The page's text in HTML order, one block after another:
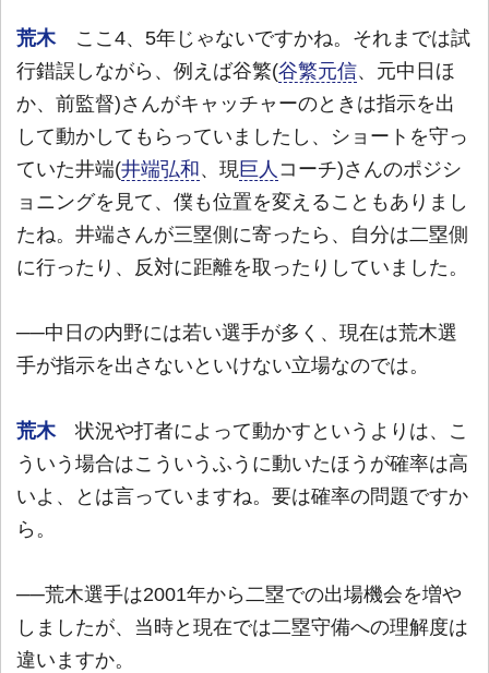
荒木 ここ4、5年じゃないですかね。それまでは試
行錯誤しながら、例えば谷繁(谷繁元信、元中日ほ
か、前監督)さんがキャッチャーのときは指示を出
して動かしてもらっていましたし、ショートを守っ
ていた井端(井端弘和 、現巨人 コーチ)さんのポジシ
ョニングを見て、僕も位置を変えることもありまし
たね。井端さんが三塁側に寄ったら、自分は二塁側
に行ったり、反対に距離を取ったりしていました。
──中日の内野には若い選手が多く、現在は荒木選
手が指示を出さないといけない立場なのでは。
荒木 状況や打者によって動かすというよりは、こ
ういう場合はこういうふうに動いたほうが確率は高
いよ、とは言っていますね。要は確率の問題ですか
ら。
──荒木選手は2001年から二塁での出場機会を増や
しましたが、当時と現在では二塁守備への理解度は
違いますか。